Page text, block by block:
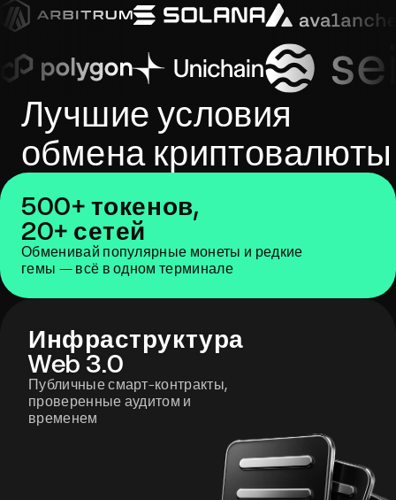
Лучшие условия
обмена криптовалюты
500+ токенов,
20+ сетей
Обменивай популярные монеты и редкие
гемы — всё в одном терминале
Инфраструктура
Web 3.0
Публичные смарт-контракты,
проверенные аудитом и
временем